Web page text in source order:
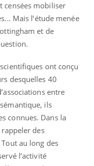
censées mobiliser
Mais l’étude menée
et de
ont conçu
desquelles 40
entre
ils
connues. Dans la
des
au long des
l’activité